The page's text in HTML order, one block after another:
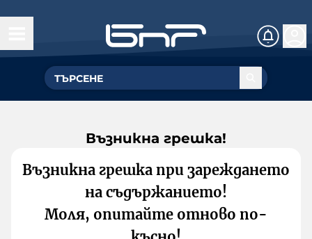
Възникна грешка!
Възникна грешка при зареждането
на съдържанието!
Моля, опитайте отново по-